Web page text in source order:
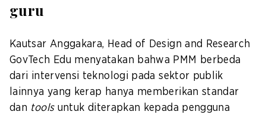
guru
Kautsar Anggakara, Head of Design and Research
GovTech Edu menyatakan bahwa PMM berbeda
dari intervensi teknologi pada sektor publik
lainnya yang kerap hanya memberikan standar
dan toolsuntuk diterapkan kepada pengguna